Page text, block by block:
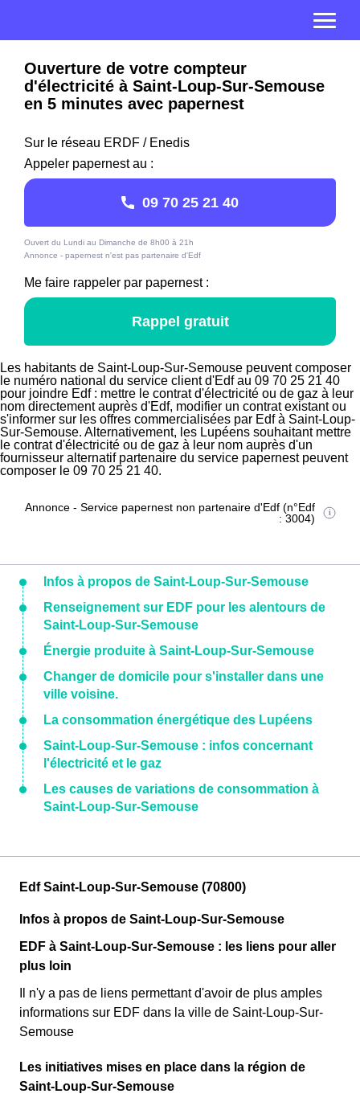
Ouverture de votre compteur
d'électricité à Saint-Loup-Sur-Semouse
en 5 minutes avec papernest
Sur le réseau ERDF / Enedis
Appeler papernest au :
09 70 25 21 40
Ouvert du Lundi au Dimanche de 8h00 à 21h
Annonce - papernest n'est pas partenaire d'Edf
Me faire rappeler par papernest :
Rappel gratuit
Les habitants de Saint-Loup-Sur-Semouse peuvent composer
le numéro national du service client d'Edf au 09 70 25 21 40
pour joindre Edf : mettre le contrat d'électricité ou de gaz à leur
nom directement auprès d'Edf, modifier un contrat existant ou
s'informer sur les offres commercialisées par Edf à Saint-Loup-
Sur-Semouse. Alternativement, les Lupéens souhaitant mettre
le contrat d'électricité ou de gaz à leur nom auprès d'un
fournisseur alternatif partenaire du service papernest peuvent
composer le 09 70 25 21 40.
Annonce - Service papernest non partenaire d'Edf (n°Edf
: 3004)
Infos à propos de Saint-Loup-Sur-Semouse
Renseignement sur EDF pour les alentours de
Saint-Loup-Sur-Semouse
Énergie produite à Saint-Loup-Sur-Semouse
Changer de domicile pour s'installer dans une
ville voisine.
La consommation énergétique des Lupéens
Saint-Loup-Sur-Semouse : infos concernant
l'électricité et le gaz
Les causes de variations de consommation à
Saint-Loup-Sur-Semouse
Edf Saint-Loup-Sur-Semouse (70800)
Infos à propos de Saint-Loup-Sur-Semouse
EDF à Saint-Loup-Sur-Semouse : les liens pour aller
plus loin
Il n'y a pas de liens permettant d'avoir de plus amples
informations sur EDF dans la ville de Saint-Loup-Sur-
Semouse
Les initiatives mises en place dans la région de
Saint-Loup-Sur-Semouse